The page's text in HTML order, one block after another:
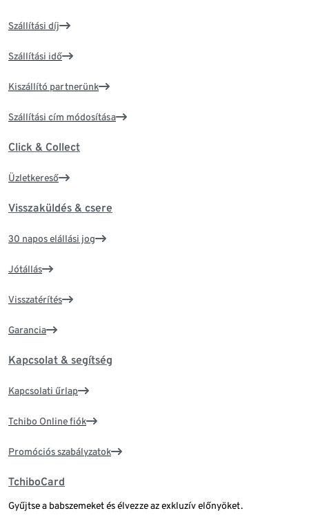
Szállítási díj
Szállítási idő
Kiszállító partnerünk
Szállítási cím módosítása
Click & Collect
Üzletkereső
Visszaküldés & csere
30 napos elállási jog
Jótállás
Visszatérítés
Garancia
Kapcsolat & segítség
Kapcsolati űrlap
Tchibo Online fiók
Promóciós szabályzatok
TchiboCard
Gyűjtse a babszemeket és élvezze az exkluzív előnyöket.